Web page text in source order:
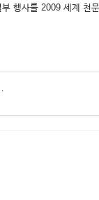
행사를 2009 세계 천